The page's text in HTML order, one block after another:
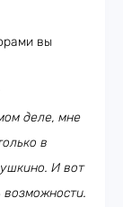
вы
деле, мне
в
И вот